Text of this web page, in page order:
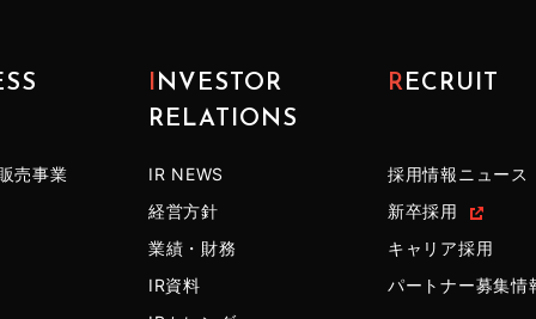
売事業
INVESTOR
RELATIONS
IR NEWS
経営方針
業績・財務
IR資料
RECRUIT
採用情報ニュース
新卒採用
キャリア採用
パートナー募集情